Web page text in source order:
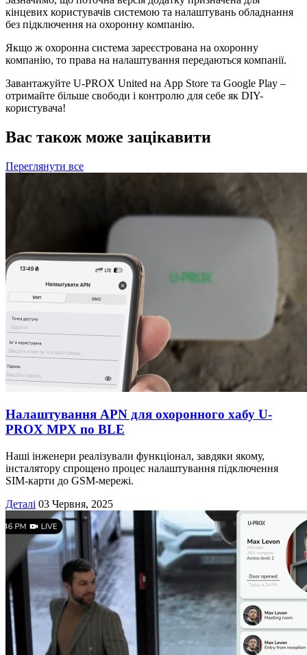
кінцевих користувачів системою та налаштувань обладнання
без підключення на охоронну компанію.
Якщо ж охоронна система зареєстрована на охоронну
компанію, то права на налаштування передаються компанії.
Завантажуйте U-PROX United на App Store та Google Play –
отримайте більше свободи і контролю для себе як DIY-
користувача!
Вас також може зацікавити
Переглянути все
Налаштування APN для охоронного хабу U-
PROX MPX по BLE
Наші інженери реалізували функціонал, завдяки якому,
інсталятору спрощено процес налаштування підключення
SIM-карти до GSM-мережі.
Деталі 03 Червня, 2025